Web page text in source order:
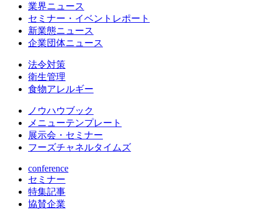
業界ニュース
セミナー・イベントレポート
新業態ニュース
企業団体ニュース
法令対策
衛生管理
食物アレルギー
ノウハウブック
メニューテンプレート
展示会・セミナー
フーズチャネルタイムズ
conference
セミナー
特集記事
協賛企業